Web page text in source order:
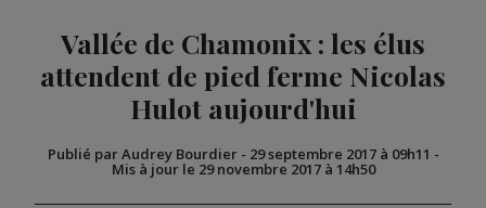
Vallée de Chamonix : les élus
attendent de pied ferme Nicolas
Hulot aujourd'hui
Publié par Audrey Bourdier- 29 septembre 2017 à 09h11 -
Mis à jour le 29 novembre 2017 à 14h50